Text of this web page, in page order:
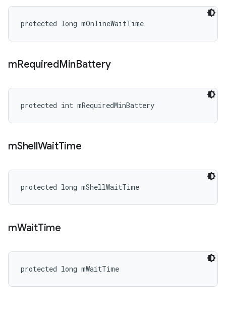
protected long mOnlineWaitTime
mRequiredMinBattery
protected int mRequiredMinBattery
mShellWaitTime
protected long mShellWaitTime
mWaitTime
protected long mWaitTime